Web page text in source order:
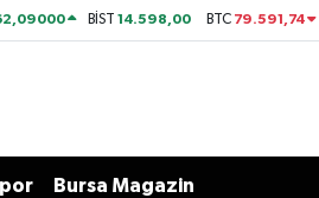
BİST14.598,00 BTC 79.591,74
Bursa Magazin